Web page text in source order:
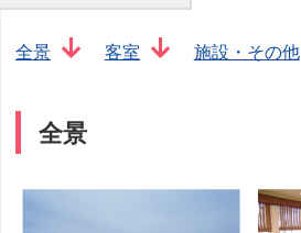
全景 客室 施設・その他
全景